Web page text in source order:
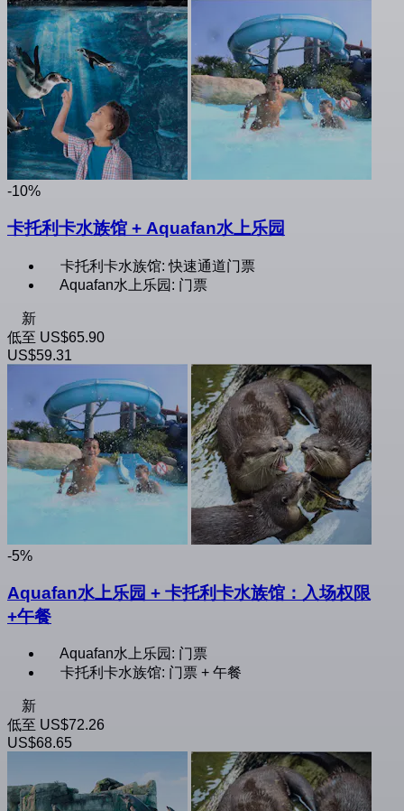
-10%
卡托利卡水族馆 + Aquafan水上乐园
卡托利卡水族馆: 快速通道门票
Aquafan水上乐园: 门票
新
低至 US$65.90
US$59.31
-5%
Aquafan水上乐园 + 卡托利卡水族馆：入场权限
+午餐
Aquafan水上乐园: 门票
卡托利卡水族馆: 门票 + 午餐
新
低至 US$72.26
US$68.65